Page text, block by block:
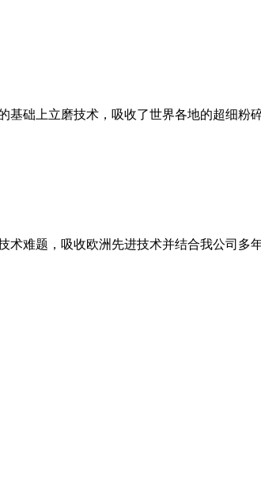
础上立磨技术，吸收了世界各地的超细
难题，吸收欧洲先进技术并结合我公司